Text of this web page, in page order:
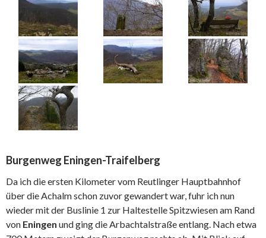
Burgenweg Eningen-Traifelberg
Da ich die ersten Kilometer vom Reutlinger Hauptbahnhof
über die Achalm schon zuvor gewandert war, fuhr ich nun
wieder mit der Buslinie 1 zur Haltestelle Spitzwiesen am Rand
von Eningen und ging die Arbachtalstraße entlang. Nach etwa